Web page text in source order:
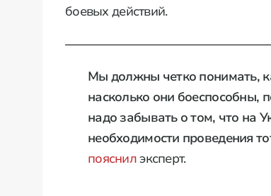
боевых действий.
Мы должны четко понимать,
насколько они боеспособны,
надо забывать о том, что на
необходимости проведения
пояснилэксперт.